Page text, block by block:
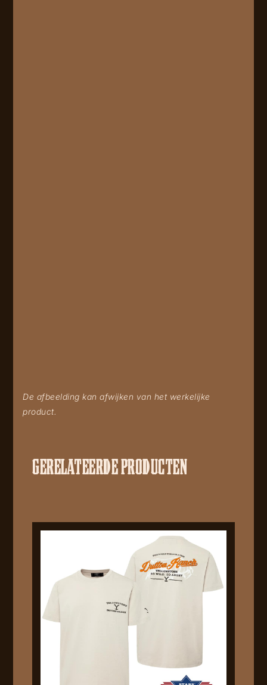
De afbeelding kan afwijken van het werkelijke
product.
GERELATEERDE PRODUCTEN